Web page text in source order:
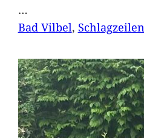
…
Bad Vilbel, Schlagzeilen